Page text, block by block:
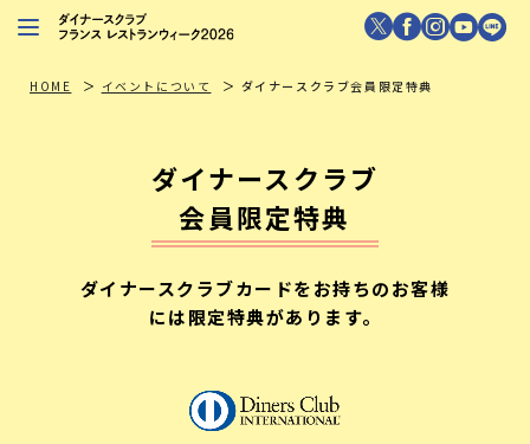
レストランを探す
店舗/プレス向け
会員限定特典
HOME イベントについて ダイナースクラブ会員限定特典
ダイナースクラブ
会員限定特典
ダイナースクラブカードをお持ちのお客様
には限定特典があります。